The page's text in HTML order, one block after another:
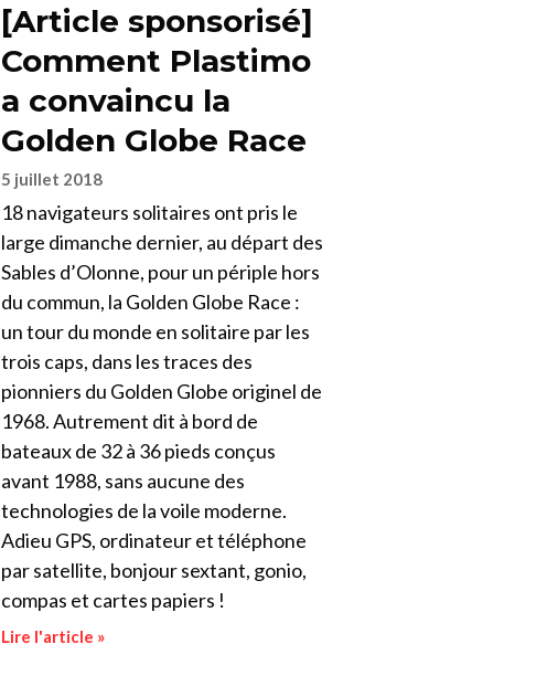
[Article sponsorisé]
Comment Plastimo
a convaincu la
Golden Globe Race
5 juillet 2018
18 navigateurs solitaires ont pris le
large dimanche dernier, au départ des
Sables d’Olonne, pour un périple hors
du commun, la Golden Globe Race :
un tour du monde en solitaire par les
trois caps, dans les traces des
pionniers du Golden Globe originel de
1968. Autrement dit à bord de
bateaux de 32 à 36 pieds conçus
avant 1988, sans aucune des
technologies de la voile moderne.
Adieu GPS, ordinateur et téléphone
par satellite, bonjour sextant, gonio,
compas et cartes papiers !
Lire l'article »